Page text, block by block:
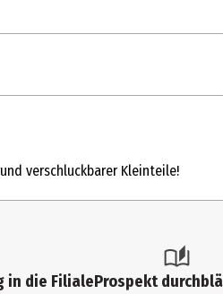
Sieper GmbH
verschluckbarer Kleinteile!
in die FilialeProspekt